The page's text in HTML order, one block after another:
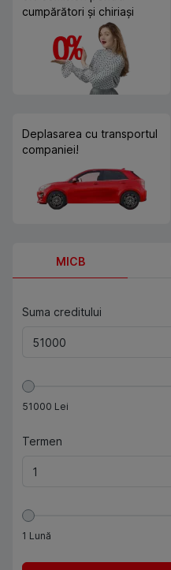
cumpărători și chiriași
Deplasarea cu transportul
companiei!
MICB
Suma creditului
51000 Lei
Termen
1 Lună